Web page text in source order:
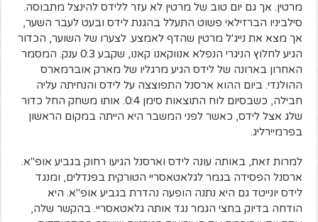
מרטין. אך גם יום טוב של מרטין לא עזר ללידס להינצל מתבוסה.
סילביניו הברזילאי פשוט התעלל בהגנת לידס ובעט לעבר השער,
אך מצא את נייג'ל מרטין שהדף לאמצע. לצערו של השוער, הכדור
הגיע לחלוץ הניגרי הנפלא אנווקאנו קאנו, שקבע 0:3 ענק. המסמר
האחרון בארונה של לידס הגיע מרגליו של מארק אוברמארס
ההולנדי. ביום ההוא ארסנל התפוצצה על לידס והנחיתה עליה
חבילה, כשבסיום לוח התוצאות סימן 0:4. אותו משחק החל כדור
שלג אצל לידס, כאשר לפני המשבר היא הייתה במקום הראשון
בפרמיירליג.
למרות זאת, באותה עונה לידס וארסנל הגיעו רחוק בגביע אופ"א.
ארסנל הפסידה בגמר לגלאטאסריי הטורקית בפנדלים, ומנגד
לידס יונייטד גם היא נתנה הופעה נהדרת בגביע אופ"א. היא
הודחה בדיוק בחצי הגמר נגד אותה גלאטאסריי. בהקשר שלה,